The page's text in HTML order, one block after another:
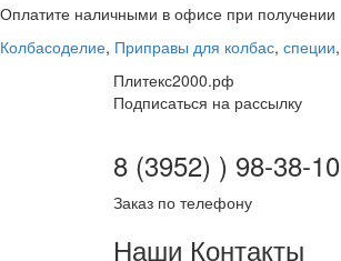
Оплатите наличными в офисе при получении
Колбасоделие, Приправы для колбас, специи,
Плитекс2000.рф
Подписаться на рассылку
8 (3952) ) 98-38-10
Заказ по телефону
Наши Контакты